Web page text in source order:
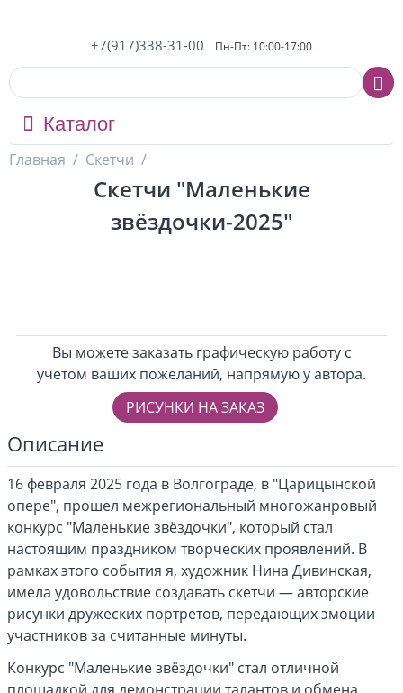
+7(917)338-31-00 Пн-Пт: 10:00-17:00
Каталог
Главная / Скетчи /
Скетчи "Маленькие
звёздочки-2025"
Вы можете заказать графическую работу с
учетом ваших пожеланий, напрямую у автора.
РИСУНКИ НА ЗАКАЗ
Описание
16 февраля 2025 года в Волгограде, в "Царицынской
опере", прошел межрегиональный многожанровый
конкурс "Маленькие звёздочки", который стал
настоящим праздником творческих проявлений. В
рамках этого события я, художник Нина Дивинская,
имела удовольствие создавать скетчи — авторские
рисунки дружеских портретов, передающих эмоции
участников за считанные минуты.
Конкурс "Маленькие звёздочки" стал отличной